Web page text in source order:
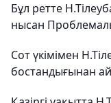
Бұл ретте
нысан
Сот үкімімен
бостандығынан